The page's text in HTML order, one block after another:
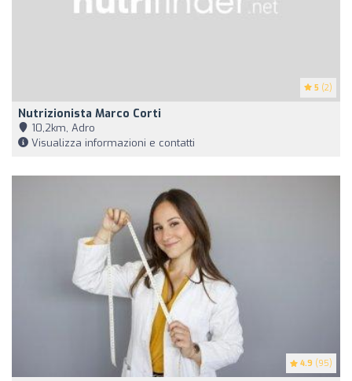
5 (2)
Nutrizionista Marco Corti
10,2km, Adro
Visualizza informazioni e contatti
4.9 (95)